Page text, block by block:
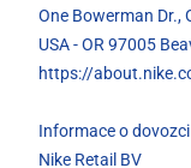
One Bowerman Dr.,
USA - OR 97005
https://
Informace o dovozci
Nike Retail BV